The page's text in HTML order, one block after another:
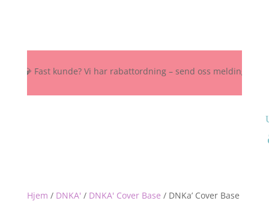
💎 Fast kunde? Vi har rabattordning – send oss melding her,
Hjem / DNKA' / DNKA' Cover Base / DNKa’ Cover Base